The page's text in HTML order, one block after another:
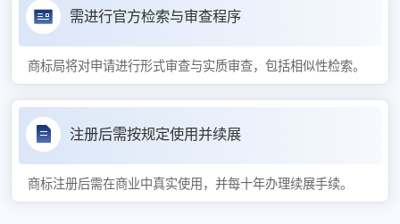
需进行官方检索与审查程序
商标局将对申请进行形式审查与实质审查，包括相似性检索。
注册后需按规定使用并续展
商标注册后需在商业中真实使用，并每十年办理续展手续。